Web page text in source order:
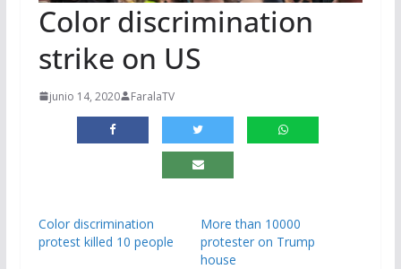
Color discrimination
strike on US
junio 14, 2020 FaralaTV
Color discrimination
protest killed 10 people
More than 10000
protester on Trump
house